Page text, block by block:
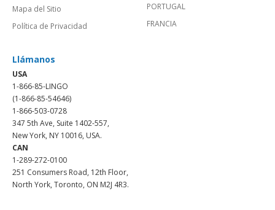
Mapa del Sitio
Política de Privacidad
PORTUGAL
FRANCIA
Llámanos
USA
1-866-85-LINGO
(1-866-85-54646)
1-866-503-0728
347 5th Ave, Suite 1402-557,
New York, NY 10016, USA.
CAN
1-289-272-0100
251 Consumers Road, 12th Floor,
North York, Toronto, ON M2J 4R3.